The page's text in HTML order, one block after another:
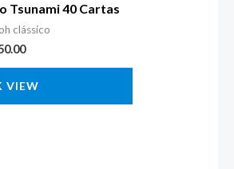
Tsunami 40 Cartas
clássico
é:
R$50.00.
VIEW